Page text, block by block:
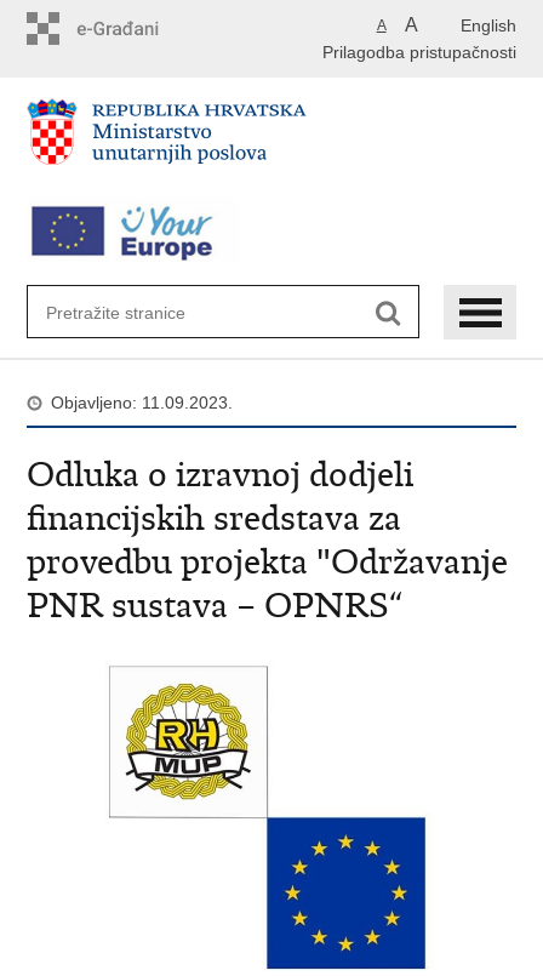
English
A A
Prilagodba pristupačnosti
Objavljeno: 11.09.2023.
Odluka o izravnoj dodjeli
financijskih sredstava za
provedbu projekta "Održavanje
PNR sustava – OPNRS“